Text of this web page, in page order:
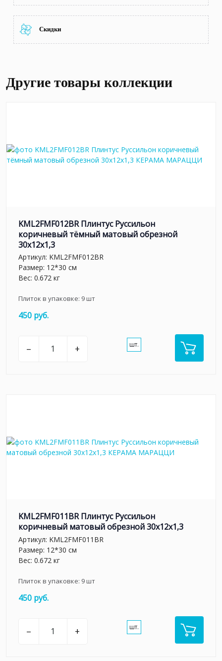
Скидки
Другие товары коллекции
KML2FMF012BR Плинтус Руссильон
коричневый тёмный матовый обрезной
30x12x1,3
Артикул: KML2FMF012BR
Размер: 12*30 см
Вес: 0.672 кг
Плиток в упаковке: 9шт
450 руб.
– + шт.
KML2FMF011BR Плинтус Руссильон
коричневый матовый обрезной 30x12x1,3
Артикул: KML2FMF011BR
Размер: 12*30 см
Вес: 0.672 кг
Плиток в упаковке: 9шт
450 руб.
– + шт.